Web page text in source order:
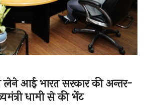
आई भारत सरकार की अन्तर-
धामी से की भेंट